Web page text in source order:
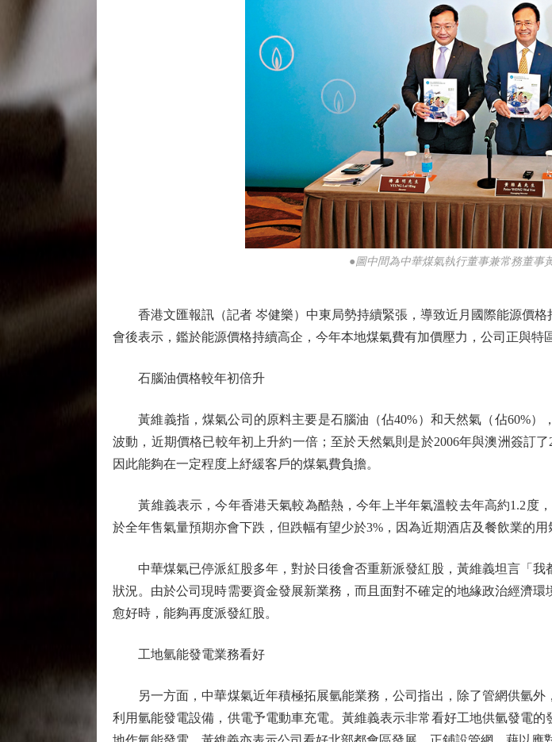
●圖中間為中華煤氣執行董事兼常務董事
香港文匯報訊（記者 岑健樂）中東局勢持續緊張，導致近月國際能源價格
會後表示，鑑於能源價格持續高企，今年本地煤氣費有加價壓力，公司正與
石腦油價格較年初倍升
黃維義指，煤氣公司的原料主要是石腦油（佔40%）和天然氣（佔60%）
波動，近期價格已較年初上升約一倍；至於天然氣則是於2006年與澳洲簽訂
因此能夠在一定程度上紓緩客戶的煤氣費負擔。
黃維義表示，今年香港天氣較為酷熱，今年上半年氣溫較去年高約1.2度
於全年售氣量預期亦會下跌，但跌幅有望少於3%，因為近期酒店及餐飲業的用
中華煤氣已停派紅股多年，對於日後會否重新派發紅股，黃維義坦言「我
狀況。由於公司現時需要資金發展新業務，而且面對不確定的地緣政治經濟
愈好時，能夠再度派發紅股。
工地氫能發電業務看好
另一方面，中華煤氣近年積極拓展氫能業務，公司指出，除了管網供氫外
利用氫能發電設備，供電予電動車充電。黃維義表示非常看好工地供氫發電